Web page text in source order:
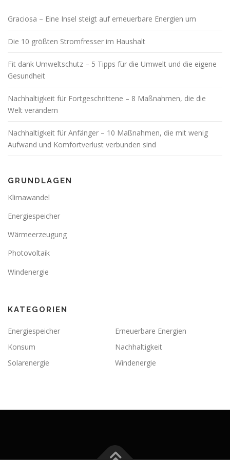
Graciosa – Eine Insel steigt auf erneuerbare Energien um
Die 10 größten Stromfresser im Haushalt
Fit dank Umweltschutz – 5 Tipps für die Umwelt und die eigene
Gesundheit
Nachhaltigkeit für Fortgeschrittene – 8 Maßnahmen, die die
Welt verändern
Nachhaltigkeit für Anfänger – 10 Maßnahmen, die mit wenig
Aufwand und Komfortverlust verbunden sind
GRUNDLAGEN
Klimawandel
Energiespeicher
Wärmeerzeugung
Photovoltaik
Windenergie
KATEGORIEN
Energiespeicher
Erneuerbare Energien
Konsum
Nachhaltigkeit
Solarenergie
Windenergie